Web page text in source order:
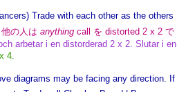
Trade with each other as the others
の人は anything call を distorted 2 x 2 で
arbetar i en distorderad 2 x 2. Slutar i en
4.
diagrams may be facing any direction. If